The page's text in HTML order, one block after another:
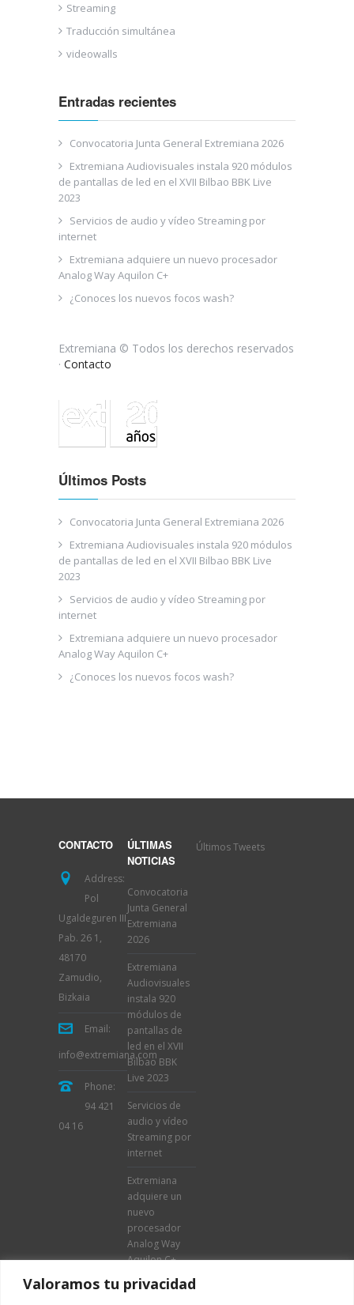
Valoramos tu privacidad
Streaming
Traducción simultánea
videowalls
Entradas recientes
Convocatoria Junta General Extremiana 2026
Extremiana Audiovisuales instala 920 módulos
de pantallas de led en el XVII Bilbao BBK Live
2023
Servicios de audio y vídeo Streaming por
internet
Extremiana adquiere un nuevo procesador
Analog Way Aquilon C+
¿Conoces los nuevos focos wash?
Extremiana © Todos los derechos reservados
· Contacto
Últimos Posts
Convocatoria Junta General Extremiana 2026
Extremiana Audiovisuales instala 920 módulos
de pantallas de led en el XVII Bilbao BBK Live
2023
Servicios de audio y vídeo Streaming por
internet
Extremiana adquiere un nuevo procesador
Analog Way Aquilon C+
¿Conoces los nuevos focos wash?
CONTACTO
Address:
Pol
Ugaldeguren III
Pab. 26 1,
48170
Zamudio,
Bizkaia
Email:
info@extremiana.com
Phone:
94 421
04 16
ÚLTIMAS
NOTICIAS
Convocatoria
Junta General
Extremiana
2026
Extremiana
Audiovisuales
instala 920
módulos de
pantallas de
led en el XVII
Bilbao BBK
Live 2023
Servicios de
audio y vídeo
Streaming por
internet
Extremiana
adquiere un
nuevo
procesador
Analog Way
Aquilon C+
Últimos Tweets